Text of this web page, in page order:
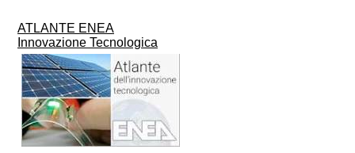
ATLANTE ENEA
Innovazione Tecnologica